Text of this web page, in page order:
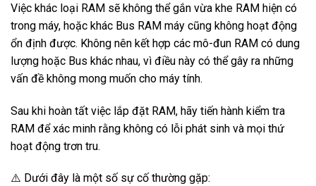
Việc khác loại RAM sẽ không thể gắn vừa khe RAM hiện có
trong máy, hoặc khác Bus RAM máy cũng không hoạt động
ổn định được. Không nên kết hợp các mô-đun RAM có dung
lượng hoặc Bus khác nhau, vì điều này có thể gây ra những
vấn đề không mong muốn cho máy tính.
Sau khi hoàn tất việc lắp đặt RAM, hãy tiến hành kiểm tra
RAM để xác minh rằng không có lỗi phát sinh và mọi thứ
hoạt động trơn tru.
⚠️ Dưới đây là một số sự cố thường gặp: